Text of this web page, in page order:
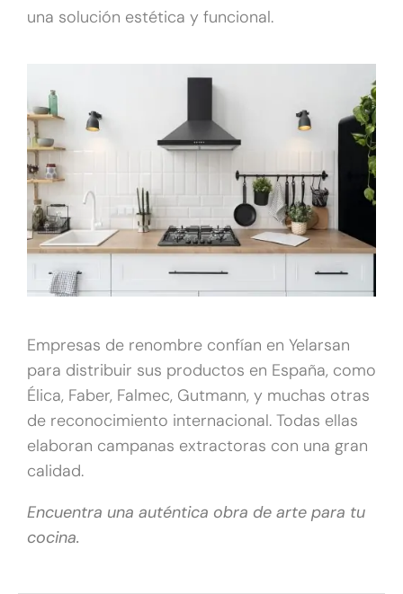
una solución estética y funcional.
Empresas de renombre confían en Yelarsan
para distribuir sus productos en España, como
Élica, Faber, Falmec, Gutmann, y muchas otras
de reconocimiento internacional. Todas ellas
elaboran campanas extractoras con una gran
calidad.
Encuentra una auténtica obra de arte para tu
cocina.